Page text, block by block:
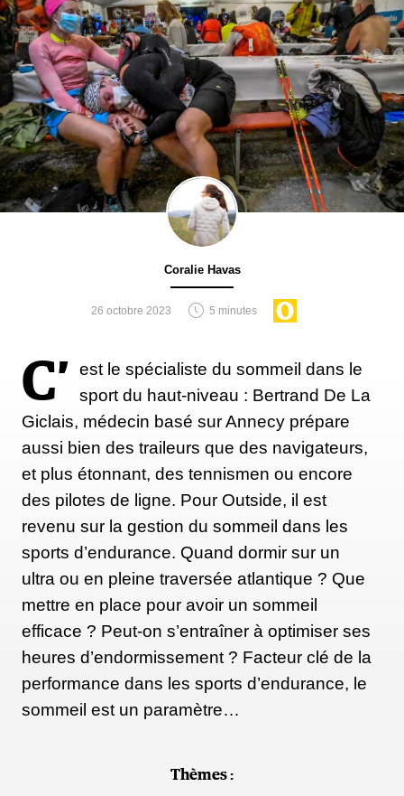
Coralie Havas
26 octobre 2023 5 minutes
C’
est le spécialiste du sommeil dans le
sport du haut-niveau : Bertrand De La
Giclais, médecin basé sur Annecy prépare
aussi bien des traileurs que des navigateurs,
et plus étonnant, des tennismen ou encore
des pilotes de ligne. Pour Outside, il est
revenu sur la gestion du sommeil dans les
sports d’endurance. Quand dormir sur un
ultra ou en pleine traversée atlantique ? Que
mettre en place pour avoir un sommeil
efficace ? Peut-on s’entraîner à optimiser ses
heures d’endormissement ? Facteur clé de la
performance dans les sports d’endurance, le
sommeil est un paramètre…
Thèmes :